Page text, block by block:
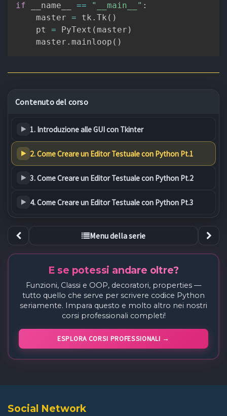
if __name__ == "__main__" :
    master
= tk . Tk ( )
    pt
= PyText ( master )
    master
. mainloop ( )
Contenuto del corso
1. Introduzione alle GUI con Tkinter
2. Come Creare un Editor Testuale con Python Pt.1
3. Come Creare un Editor Testuale con Python Pt.2
4. Come Creare un Editor Testuale con Python Pt.3
Menu della serie
E se potessi andare oltre?
Funzioni, Classi e OOP, decoratori, properties —
tutto quello che serve per scrivere codice Python
seriamente. Impara questo e molto altro nei nostri
corsi professionali completi!
ESPLORA CORSI PROFESSIONALI →
Social Network